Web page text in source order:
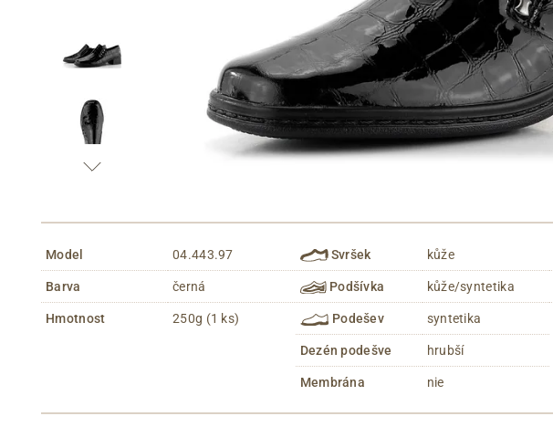
Model 04.443.97
Barva černá
Hmotnost 250g (1 ks)
Svršek kůže
Podšívka kůže/syntetika
Podešev syntetika
Dezén podešve hrubší
Membrána nie